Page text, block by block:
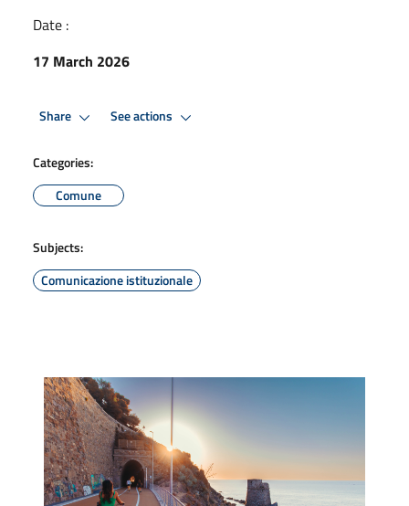
Date :
17 March 2026
Share See actions
Categories:
Comune
Subjects:
Comunicazione istituzionale